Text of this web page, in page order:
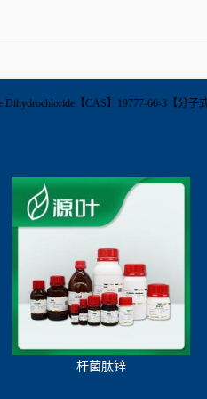
【CAS】19777-66-3【分
杆菌肽锌